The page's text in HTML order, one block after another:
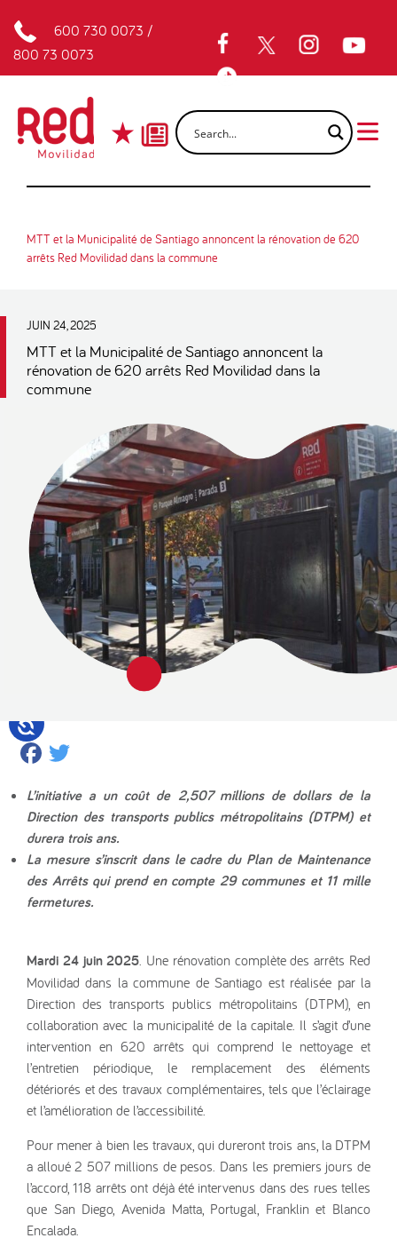
600 730 0073 /
800 73 0073
MTT et la Municipalité de Santiago annoncent la rénovation de 620
arrêts Red Movilidad dans la commune
JUIN 24, 2025
MTT et la Municipalité de Santiago annoncent la
rénovation de 620 arrêts Red Movilidad dans la
commune
Facebook
L’initiative a un coût de 2,507 millions de dollars de la
Direction des transports publics métropolitains (DTPM) et
durera trois ans.
La mesure s’inscrit dans le cadre du Plan de Maintenance
des Arrêts qui prend en compte 29 communes et 11 mille
fermetures.
Mardi 24 juin 2025 . Une rénovation complète des arrêts Red
Movilidad dans la commune de Santiago est réalisée par la
Direction des transports publics métropolitains (DTPM), en
collaboration avec la municipalité de la capitale. Il s’agit d’une
intervention en 620 arrêts qui comprend le nettoyage et
l’entretien périodique, le remplacement des éléments
détériorés et des travaux complémentaires, tels que l’éclairage
et l’amélioration de l’accessibilité.
Pour mener à bien les travaux, qui dureront trois ans, la DTPM
a alloué 2 507 millions de pesos. Dans les premiers jours de
l’accord, 118 arrêts ont déjà été intervenus dans des rues telles
que San Diego, Avenida Matta, Portugal, Franklin et Blanco
Encalada.